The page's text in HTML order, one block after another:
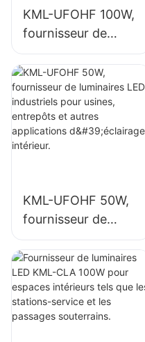
KML-UFOHF 100W,
fournisseur de
luminaires LED
industriels pour
usines, entrepôts
et autres
applications
d'éclairage
KML-UFOHF 50W,
fournisseur de
luminaires LED
industriels pour
usines, entrepôts
et autres
applications